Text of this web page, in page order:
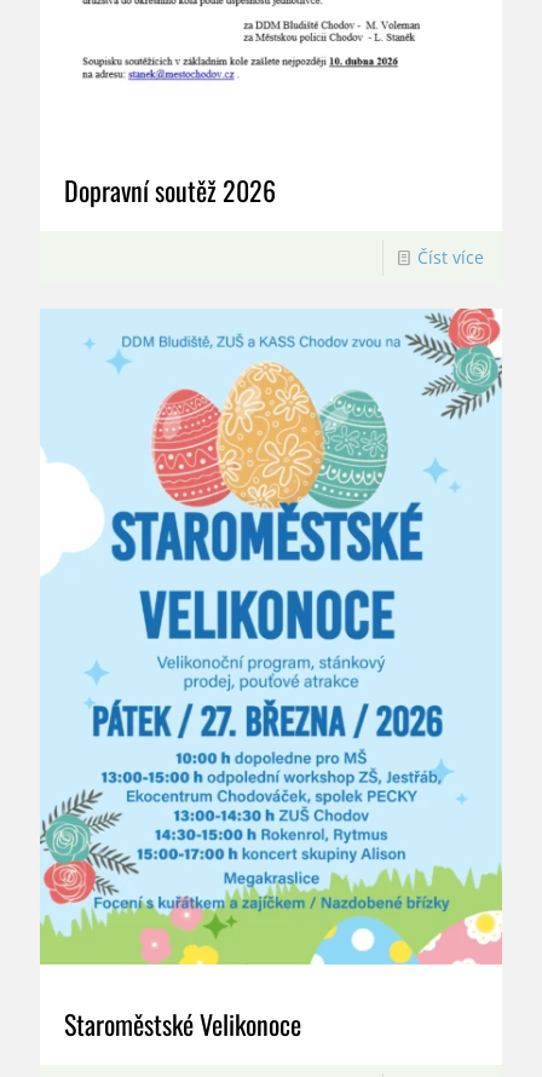
Dopravní soutěž 2026
Číst více
Staroměstské Velikonoce